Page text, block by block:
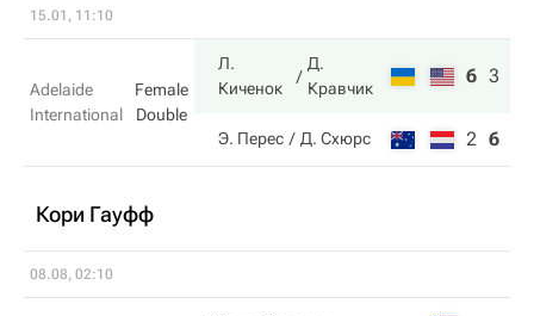
15.01, 11:10
Adelaide
International
Female
Double
Л.
Киченок
Д.
Кравчик
6 3
Э. Перес Д. Схюрс 2 6
Кори Гауфф
08.08, 02:10